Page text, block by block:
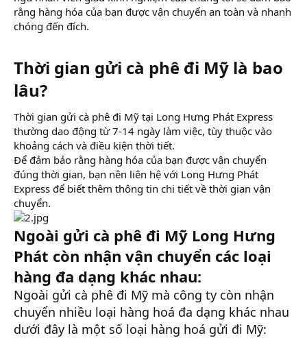
rằng hàng hóa của bạn được vận chuyển an toàn và nhanh
chóng đến đích.
Thời gian gửi cà phê đi Mỹ là bao
lâu?​
Thời gian gửi cà phê đi Mỹ tại Long Hưng Phát Express
thường dao động từ 7-14 ngày làm việc, tùy thuộc vào
khoảng cách và điều kiện thời tiết.
Để đảm bảo rằng hàng hóa của bạn được vận chuyển
đúng thời gian, bạn nên liên hệ với Long Hưng Phát
Express để biết thêm thông tin chi tiết về thời gian vận
chuyển.
Ngoài gửi cà phê đi Mỹ Long Hưng
Phát còn nhận vận chuyển các loại
hàng đa dạng khác nhau:
Ngoài gửi cà phê đi Mỹ mà công ty còn nhận
chuyển nhiều loại hàng hoá đa dạng khác nhau
dưới đây là một số loại hàng hoá gửi đi Mỹ: